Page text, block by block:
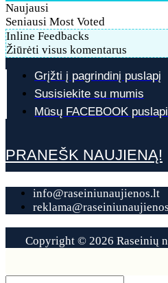
Naujausi
Seniausi Most Voted
Inline Feedbacks
Žiūrėti visus komentarus
Grįžti į pagrindinį puslapį
Susisiekite su mumis
Mūsų FACEBOOK
PRANEŠK NAUJIENĄ!
info@raseiniunaujienos.lt
Copyright © 2026 Raseinių
Contact